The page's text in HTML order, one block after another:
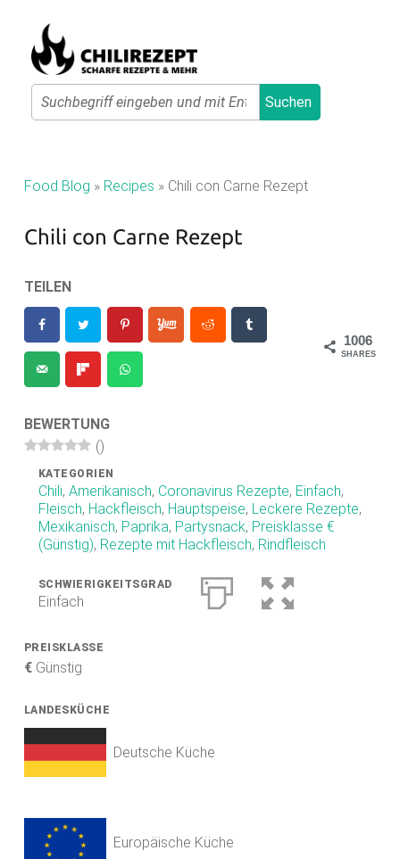
Search
Suchen
I
I
E
Z
E
P
.
D
E
F
O
O
D
B
L
O
Scharfe Rezepte und mehr | Chilirezept.de
Food Blog » Recipes » Chili con Carne Rezept
Chili con Carne Rezept
TEILEN
1006
SHARES
BEWERTUNG
()
KATEGORIEN
Chili, Amerikanisch, Coronavirus Rezepte, Einfach,
Fleisch, Hackfleisch, Hauptspeise, Leckere Rezepte,
Mexikanisch, Paprika, Partysnack, Preisklasse €
(Günstig), Rezepte mit Hackfleisch, Rindfleisch
SCHWIERIGKEITSGRAD
Einfach
PREISKLASSE
€Günstig
LANDESKÜCHE
Deutsche Küche
Europäische Küche